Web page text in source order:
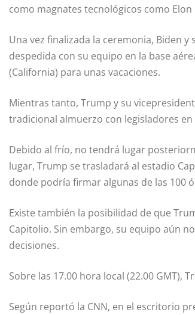
como magnates tecnológicos como
Una vez finalizada la ceremonia, Biden
despedida con su equipo en la base
(California) para unas vacaciones.
Mientras tanto, Trump y su
tradicional almuerzo con legisladores en
Debido al frío, no tendrá lugar
lugar, Trump se trasladará al estadio
donde podría firmar algunas de las 100
Existe también la posibilidad de que
Capitolio. Sin embargo, su equipo aún
decisiones.
Sobre las 17.00 hora local (22.00 GMT),
Según reportó la CNN, en el escritorio